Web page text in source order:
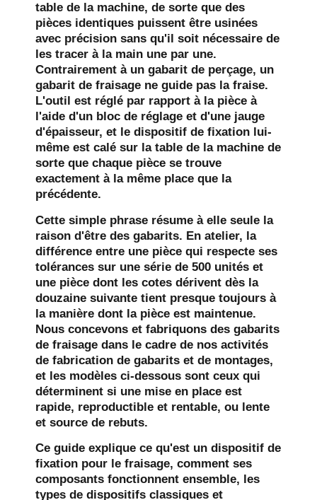
table de la machine, de sorte que des
pièces identiques puissent être usinées
avec précision sans qu'il soit nécessaire de
les tracer à la main une par une.
Contrairement à un gabarit de perçage, un
gabarit de fraisage ne guide pas la fraise.
L'outil est réglé par rapport à la pièce à
l'aide d'un bloc de réglage et d'une jauge
d'épaisseur, et le dispositif de fixation lui-
même est calé sur la table de la machine de
sorte que chaque pièce se trouve
exactement à la même place que la
précédente.
Cette simple phrase résume à elle seule la
raison d'être des gabarits. En atelier, la
différence entre une pièce qui respecte ses
tolérances sur une série de 500 unités et
une pièce dont les cotes dérivent dès la
douzaine suivante tient presque toujours à
la manière dont la pièce est maintenue.
Nous concevons et fabriquons des gabarits
de fraisage dans le cadre de nos activités
de fabrication de gabarits et de montages,
et les modèles ci-dessous sont ceux qui
déterminent si une mise en place est
rapide, reproductible et rentable, ou lente
et source de rebuts.
Ce guide explique ce qu'est un dispositif de
fixation pour le fraisage, comment ses
composants fonctionnent ensemble, les
types de dispositifs classiques et